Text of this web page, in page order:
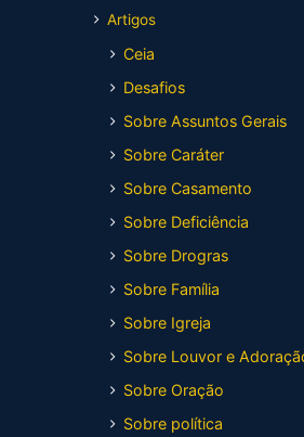
Artigos
Ceia
Desafios
Sobre Assuntos Gerais
Sobre Caráter
Sobre Casamento
Sobre Deficiência
Sobre Drogras
Sobre Família
Sobre Igreja
Sobre Louvor e
Sobre Oração
Sobre política